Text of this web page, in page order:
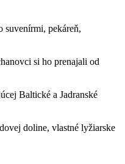
suvenírmi, pekáreň,
si ho prenajali od
Baltické a Jadranské
doline, vlastné lyžiarske